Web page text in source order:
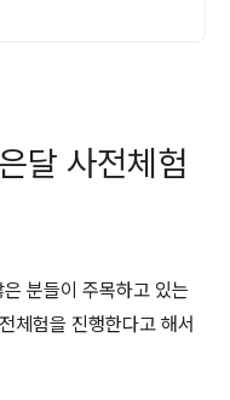
달 사전체험
분들이 주목하고 있는
체험을 진행한다고 해서